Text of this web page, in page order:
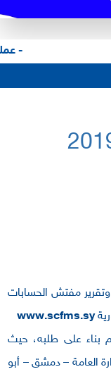
-
وتقرير مفتش الحسابات
www.scfms.sy
بناء على طلبه، حيث
العامة – دمشق – أبو